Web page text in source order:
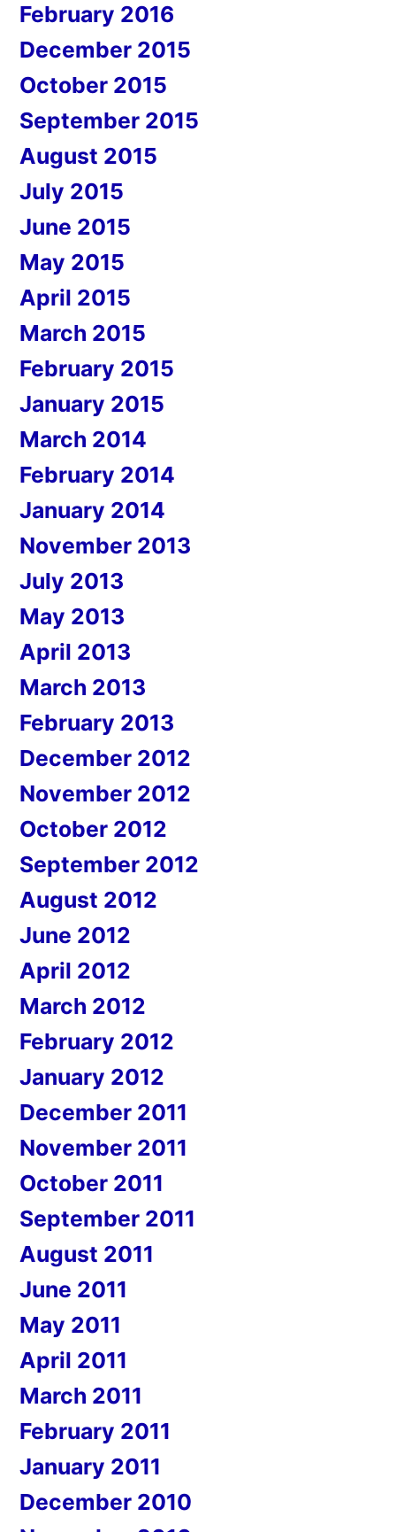
February 2016
December 2015
October 2015
September 2015
August 2015
July 2015
June 2015
May 2015
April 2015
March 2015
February 2015
January 2015
March 2014
February 2014
January 2014
November 2013
July 2013
May 2013
April 2013
March 2013
February 2013
December 2012
November 2012
October 2012
September 2012
August 2012
June 2012
April 2012
March 2012
February 2012
January 2012
December 2011
November 2011
October 2011
September 2011
August 2011
June 2011
May 2011
April 2011
March 2011
February 2011
January 2011
December 2010